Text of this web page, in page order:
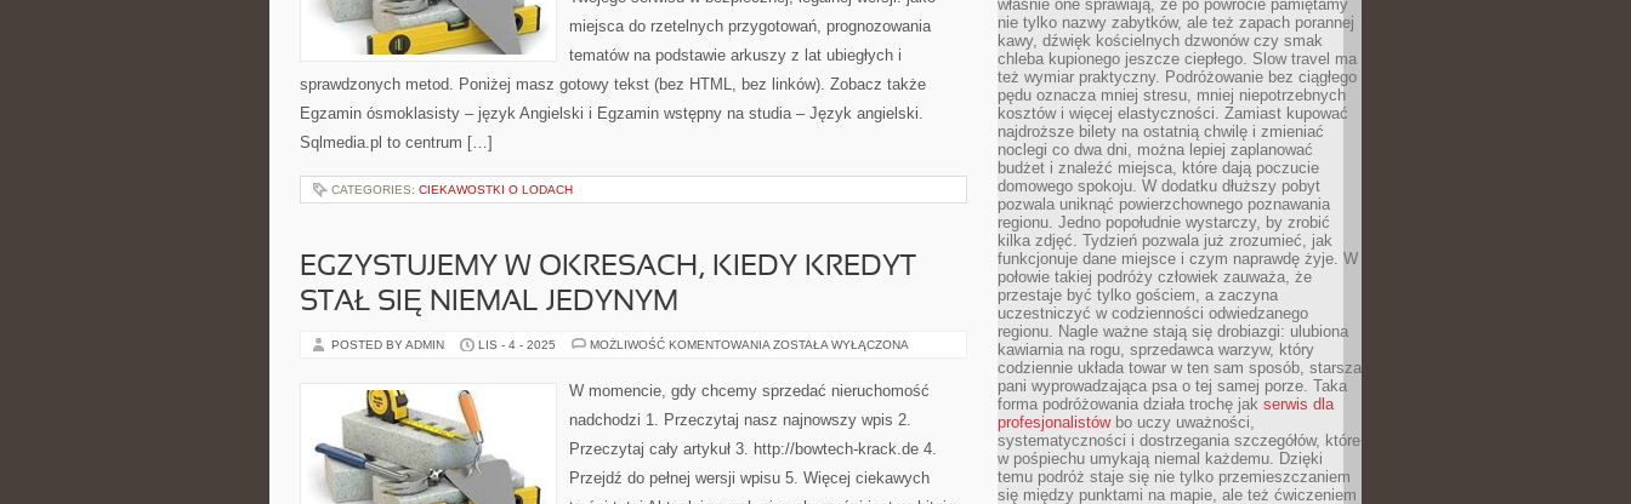
miejsca do rzetelnych przygotowań, prognozowania
tematów na podstawie arkuszy z lat ubiegłych i
sprawdzonych metod. Poniżej masz gotowy tekst (bez HTML, bez linków). Zobacz także
Egzamin ósmoklasisty – język Angielski i Egzamin wstępny na studia – Język angielski.
Sqlmedia.pl to centrum […]
CATEGORIES: CIEKAWOSTKI O LODACH
EGZYSTUJEMY W OKRESACH, KIEDY KREDYT
STAŁ SIĘ NIEMAL JEDYNYM
POSTED BY ADMIN LIS - 4 - 2025 MOŻLIWOŚĆ KOMENTOWANIA EGZYSTUJEMY
KIEDY
KREDYT
SIĘ
JEDYNYM
ZOSTAŁA WYŁĄCZONA
W momencie, gdy chcemy sprzedać nieruchomość
nadchodzi 1. Przeczytaj nasz najnowszy wpis 2.
Przeczytaj cały artykuł 3. http://bowtech-krack.de 4.
Przejdź do pełnej wersji wpisu 5. Więcej ciekawych
właśnie one sprawiają, że po powrocie pamiętamy
nie tylko nazwy zabytków, ale też zapach porannej
kawy, dźwięk kościelnych dzwonów czy smak
chleba kupionego jeszcze ciepłego. Slow travel ma
też wymiar praktyczny. Podróżowanie bez ciągłego
pędu oznacza mniej stresu, mniej niepotrzebnych
kosztów i więcej elastyczności. Zamiast kupować
najdroższe bilety na ostatnią chwilę i zmieniać
noclegi co dwa dni, można lepiej zaplanować
budżet i znaleźć miejsca, które dają poczucie
domowego spokoju. W dodatku dłuższy pobyt
pozwala uniknąć powierzchownego poznawania
regionu. Jedno popołudnie wystarczy, by zrobić
kilka zdjęć. Tydzień pozwala już zrozumieć, jak
funkcjonuje dane miejsce i czym naprawdę żyje. W
połowie takiej podróży człowiek zauważa, że
przestaje być tylko gościem, a zaczyna
uczestniczyć w codzienności odwiedzanego
regionu. Nagle ważne stają się drobiazgi: ulubiona
kawiarnia na rogu, sprzedawca warzyw, który
codziennie układa towar w ten sam sposób, starsza
pani wyprowadzająca psa o tej samej porze. Taka
forma podróżowania działa trochę jak serwis dla
profesjonalistówbo uczy uważności,
systematyczności i dostrzegania szczegółów, które
w pośpiechu umykają niemal każdemu. Dzięki
temu podróż staje się nie tylko przemieszczaniem
się między punktami na mapie, ale też ćwiczeniem